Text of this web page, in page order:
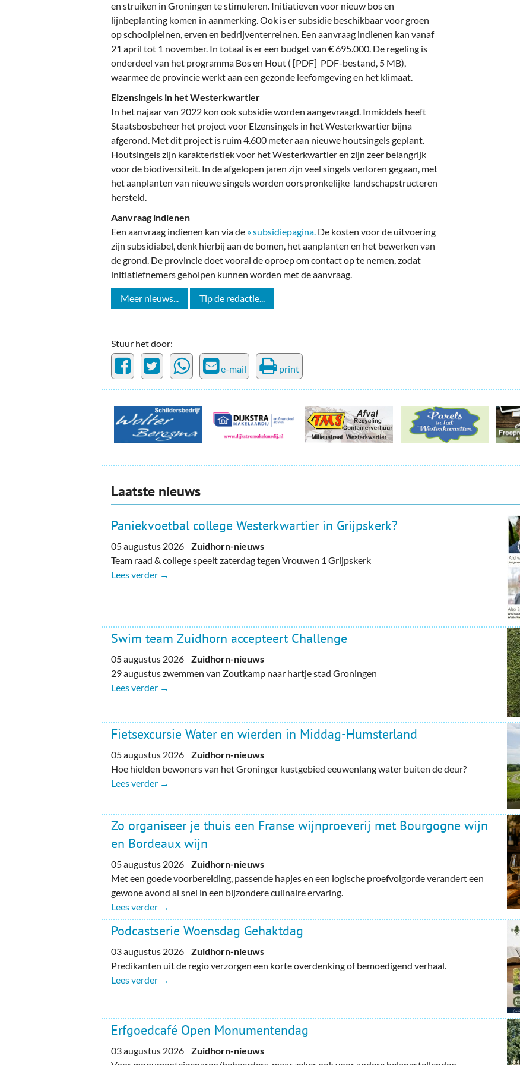
Politieke Partijen
Zuidhorners
On-line bestellen in Zuidhorn
Financiën, Makelaars & Hypotheken
Diensten, Gemak & Zakelijk
(Ver) Bouw & Onderhoud
Bedrijventerreinen
Bedrijven in de Regio Zuidhorn
Bedrijven van Vroeger
en struiken in Groningen te stimuleren. Initiatieven voor nieuw bos en
lijnbeplanting komen in aanmerking. Ook is er subsidie beschikbaar voor groen
op schoolpleinen, erven en bedrijventerreinen. Een aanvraag indienen kan vanaf
21 april tot 1 november. In totaal is er een budget van € 695.000. De regeling is
onderdeel van het programma Bos en Hout ( [PDF] PDF-bestand, 5 MB),
waarmee de provincie werkt aan een gezonde leefomgeving en het klimaat.
Elzensingels in het Westerkwartier
In het najaar van 2022 kon ook subsidie worden aangevraagd. Inmiddels heeft
Staatsbosbeheer het project voor Elzensingels in het Westerkwartier bijna
afgerond. Met dit project is ruim 4.600 meter aan nieuwe houtsingels geplant.
Houtsingels zijn karakteristiek voor het Westerkwartier en zijn zeer belangrijk
voor de biodiversiteit. In de afgelopen jaren zijn veel singels verloren gegaan, met
het aanplanten van nieuwe singels worden oorspronkelijke landschapstructeren
hersteld.
Aanvraag indienen
Een aanvraag indienen kan via de » subsidiepagina. De kosten voor de uitvoering
zijn subsidiabel, denk hierbij aan de bomen, het aanplanten en het bewerken van
de grond. De provincie doet vooral de oproep om contact op te nemen, zodat
initiatiefnemers geholpen kunnen worden met de aanvraag.
Meer nieuws... Tip de redactie...
Stuur het door:
e-mail print
Laatste nieuws
Paniekvoetbal college Westerkwartier in Grijpskerk?
05 augustus 2026Zuidhorn-nieuws
Team raad & college speelt zaterdag tegen Vrouwen 1 Grijpskerk
Lees verder →
Swim team Zuidhorn accepteert Challenge
05 augustus 2026Zuidhorn-nieuws
29 augustus zwemmen van Zoutkamp naar hartje stad Groningen
Lees verder →
Fietsexcursie Water en wierden in Middag-Humsterland
05 augustus 2026Zuidhorn-nieuws
Hoe hielden bewoners van het Groninger kustgebied eeuwenlang water buiten de deur?
Lees verder →
Zo organiseer je thuis een Franse wijnproeverij met Bourgogne wijn
en Bordeaux wijn
05 augustus 2026Zuidhorn-nieuws
Met een goede voorbereiding, passende hapjes en een logische proefvolgorde verandert een
gewone avond al snel in een bijzondere culinaire ervaring.
Lees verder →
Podcastserie Woensdag Gehaktdag
03 augustus 2026Zuidhorn-nieuws
Predikanten uit de regio verzorgen een korte overdenking of bemoedigend verhaal.
Lees verder →
Erfgoedcafé Open Monumentendag
03 augustus 2026Zuidhorn-nieuws